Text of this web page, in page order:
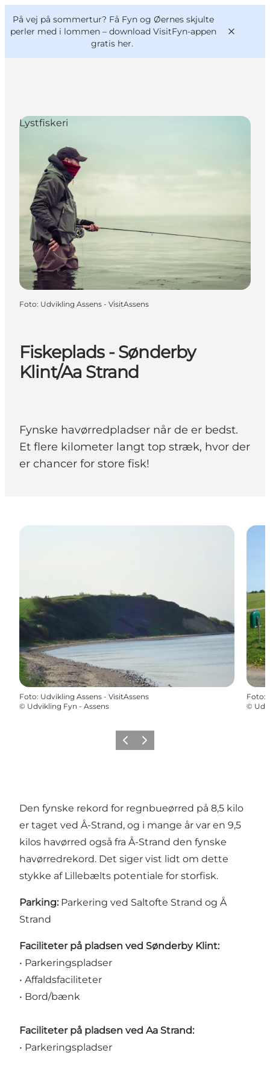
På vej på sommertur? Få Fyn og Øernes skjulte
perler med i lommen – download VisitFyn-appen
gratis her.
Oplevelser
Outdoor
Mad og drikke
Overnatning
Book lokale oplevelser
VisitFyn
Deutsch
Fiskeplads - Sønderby
Klint/Aa Strand
Fynske havørredpladser når de er bedst.
Et flere kilometer langt top stræk, hvor der
er chancer for store fisk!
Lystfiskeri
Foto: Udvikling Assens - VisitAssens
Foto: Udvikling Assens - VisitAssens
© Udvikling Fyn - Assens
Foto:
©
ForrigeNæste
Den fynske rekord for regnbueørred på 8,5 kilo
er taget ved Å-Strand, og i mange år var en 9,5
kilos havørred også fra Å-Strand den fynske
havørredrekord. Det siger vist lidt om dette
stykke af Lillebælts potentiale for storfisk.
Parking: Parkering ved Saltofte Strand og Å
Strand
Faciliteter på pladsen ved Sønderby Klint:
• Parkeringspladser
• Affaldsfaciliteter
• Bord/bænk
Faciliteter på pladsen ved Aa Strand:
• Parkeringspladser